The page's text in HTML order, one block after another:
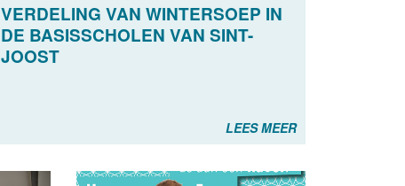
VERDELING VAN WINTERSOEP IN
DE BASISSCHOLEN VAN SINT-
JOOST
LEES MEER